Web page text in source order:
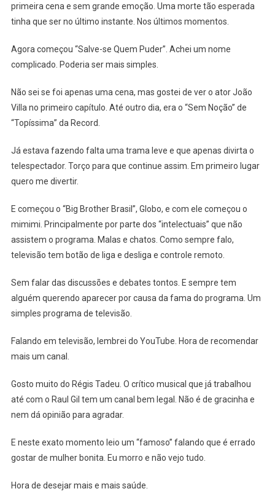
primeira cena e sem grande emoção. Uma morte tão esperada
tinha que ser no último instante. Nos últimos momentos.
Agora começou “Salve-se Quem Puder”. Achei um nome
complicado. Poderia ser mais simples.
Não sei se foi apenas uma cena, mas gostei de ver o ator João
Villa no primeiro capítulo. Até outro dia, era o “Sem Noção” de
“Topíssima” da Record.
Já estava fazendo falta uma trama leve e que apenas divirta o
telespectador. Torço para que continue assim. Em primeiro lugar
quero me divertir.
E começou o “Big Brother Brasil”, Globo, e com ele começou o
mimimi. Principalmente por parte dos “intelectuais” que não
assistem o programa. Malas e chatos. Como sempre falo,
televisão tem botão de liga e desliga e controle remoto.
Sem falar das discussões e debates tontos. E sempre tem
alguém querendo aparecer por causa da fama do programa. Um
simples programa de televisão.
Falando em televisão, lembrei do YouTube. Hora de recomendar
mais um canal.
Gosto muito do Régis Tadeu. O crítico musical que já trabalhou
até com o Raul Gil tem um canal bem legal. Não é de gracinha e
nem dá opinião para agradar.
E neste exato momento leio um “famoso” falando que é errado
gostar de mulher bonita. Eu morro e não vejo tudo.
Hora de desejar mais e mais saúde.